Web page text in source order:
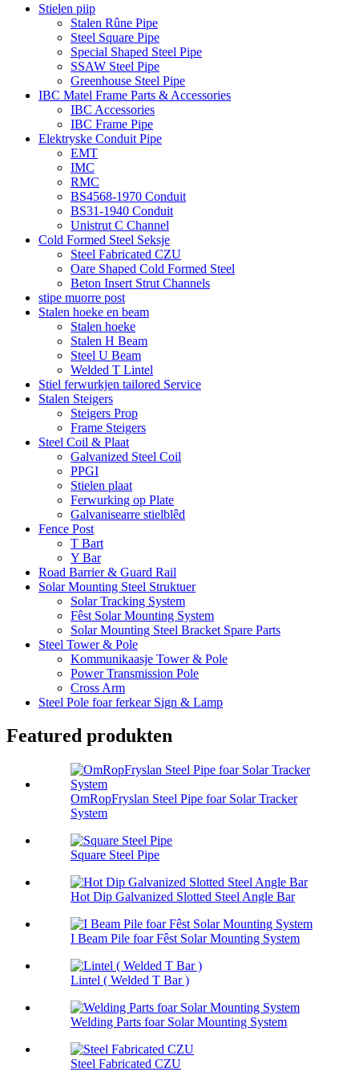
Stielen piip
Stalen Rûne Pipe
Steel Square Pipe
Special Shaped Steel Pipe
SSAW Steel Pipe
Greenhouse Steel Pipe
IBC Matel Frame Parts & Accessories
IBC Accessories
IBC Frame Pipe
Elektryske Conduit Pipe
EMT
IMC
RMC
BS4568-1970 Conduit
BS31-1940 Conduit
Unistrut C Channel
Cold Formed Steel Seksje
Steel Fabricated CZU
Oare Shaped Cold Formed Steel
Beton Insert Strut Channels
stipe muorre post
Stalen hoeke en beam
Stalen hoeke
Stalen H Beam
Steel U Beam
Welded T Lintel
Stiel ferwurkjen tailored Service
Stalen Steigers
Steigers Prop
Frame Steigers
Steel Coil & Plaat
Galvanized Steel Coil
PPGI
Stielen plaat
Ferwurking op Plate
Galvanisearre stielblêd
Fence Post
T Bart
Y Bar
Road Barrier & Guard Rail
Solar Mounting Steel Struktuer
Solar Tracking System
Fêst Solar Mounting System
Solar Mounting Steel Bracket Spare Parts
Steel Tower & Pole
Kommunikaasje Tower & Pole
Power Transmission Pole
Cross Arm
Steel Pole foar ferkear Sign & Lamp
Featured produkten
OmRopFryslan Steel Pipe foar Solar Tracker
System
Square Steel Pipe
Hot Dip Galvanized Slotted Steel Angle Bar
I Beam Pile foar Fêst Solar Mounting System
Lintel ( Welded T Bar )
Welding Parts foar Solar Mounting System
Steel Fabricated CZU